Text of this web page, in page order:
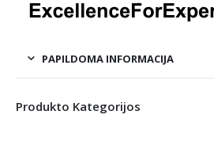
PAPILDOMA INFORMACIJA
Produkto Kategorijos